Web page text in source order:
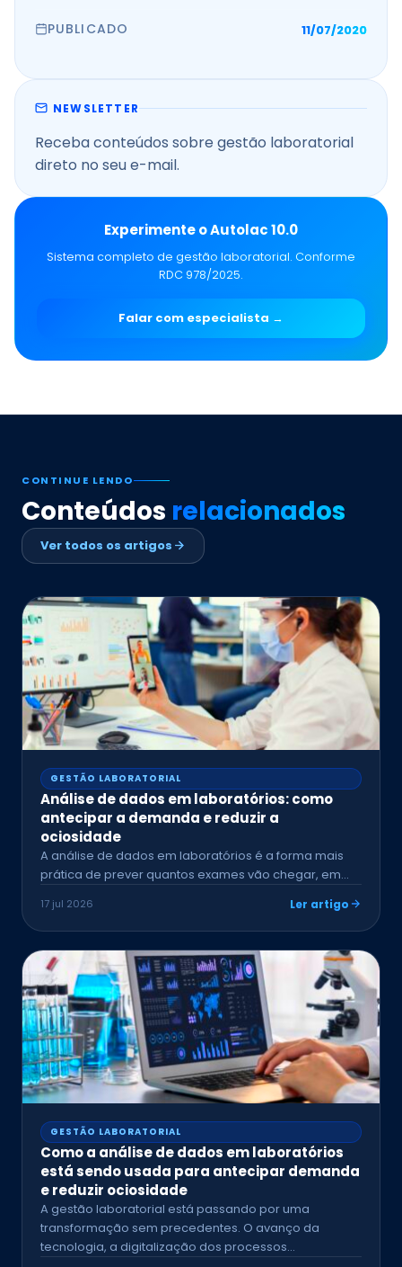
PUBLICADO 11/07/2020
NEWSLETTER
Receba conteúdos sobre gestão laboratorial
direto no seu e-mail.
Experimente o Autolac 10.0
Sistema completo de gestão laboratorial. Conforme
RDC 978/2025.
Falar com especialista →
CONTINUE LENDO
Conteúdos relacionados
Ver todos os artigos
GESTÃO LABORATORIAL
Análise de dados em laboratórios: como
antecipar a demanda e reduzir a
ociosidade
A análise de dados em laboratórios é a forma mais
prática de prever quantos exames vão chegar, em…
17 jul 2026 Ler artigo
GESTÃO LABORATORIAL
Como a análise de dados em laboratórios
está sendo usada para antecipar demanda
e reduzir ociosidade
A gestão laboratorial está passando por uma
transformação sem precedentes. O avanço da
tecnologia, a digitalização dos processos…